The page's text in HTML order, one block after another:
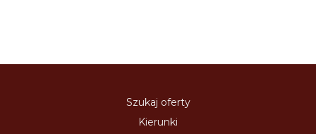
Szukaj oferty
Kierunki